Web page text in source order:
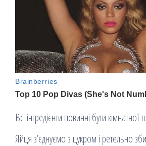
Всі інгредієнти повинні бути кімнатної
Яйця з’єднуємо з цукром і ретельно